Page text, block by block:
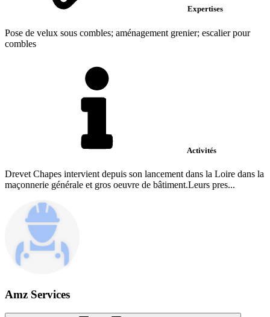
Expertises
Pose de velux sous combles; aménagement grenier; escalier pour
combles
Activités
Drevet Chapes intervient depuis son lancement dans la Loire dans la
maçonnerie générale et gros oeuvre de bâtiment.Leurs pres...
Amz Services